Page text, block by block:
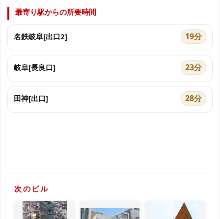
最寄り駅からの所要時間
名鉄岐阜[出口2] 19分
岐阜[長良口] 23分
田神[出口] 28分
次のビル